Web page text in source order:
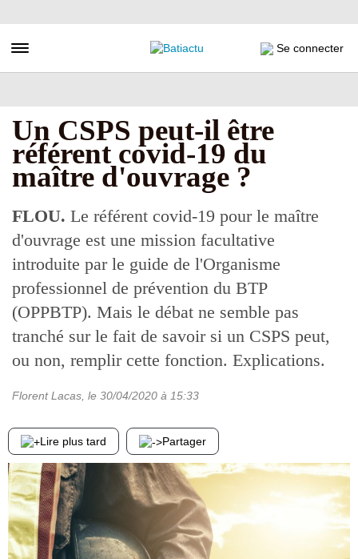
au
principal
Toggle navigation Se connecter
Un CSPS peut-il être
référent covid-19 du
maître d'ouvrage ?
FLOU. Le référent covid-19 pour le maître
d'ouvrage est une mission facultative
introduite par le guide de l'Organisme
professionnel de prévention du BTP
(OPPBTP). Mais le débat ne semble pas
tranché sur le fait de savoir si un CSPS peut,
ou non, remplir cette fonction. Explications.
Florent Lacas , le 30/04/2020 à 15:33
Lire plus tard Partager